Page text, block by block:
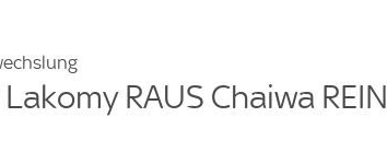
RAUS Chaiwa REIN